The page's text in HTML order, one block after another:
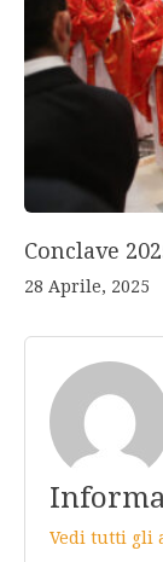
Conclave
28 Aprile, 2025
Vedi tutti gli